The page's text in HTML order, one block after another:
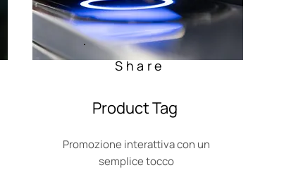
Share
Product Tag
Promozione interattiva con un
semplice tocco